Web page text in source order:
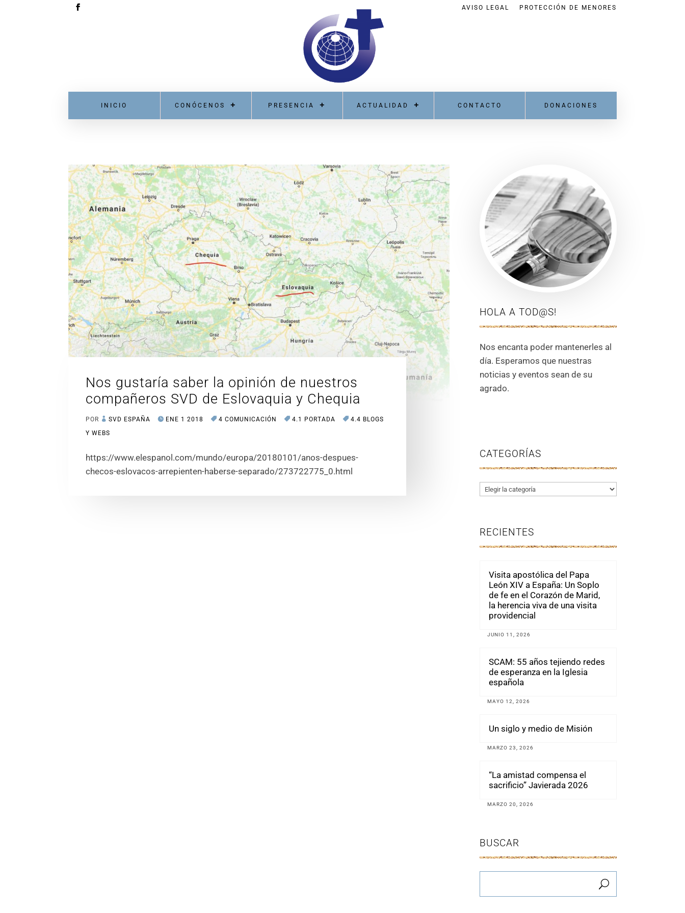
AVISO LEGAL PROTECCIÓN DE MENORES
INICIO CONÓCENOS PRESENCIA ACTUALIDAD CONTACTO DONACIONES
Nos gustaría saber la opinión de nuestros
compañeros SVD de Eslovaquia y Chequia
POR SVD ESPAÑA ENE 1 2018 4 COMUNICACIÓN 4.1 PORTADA
4.4 BLOGS
Y WEBS
https://www.elespanol.com/mundo/europa/20180101/anos-despues-
checos-eslovacos-arrepienten-haberse-separado/273722775_0.html
HOLA A TOD@S!
Nos encanta poder mantenerles al
día. Esperamos que nuestras
noticias y eventos sean de su
agrado.
CATEGORÍAS
Categorías
RECIENTES
Visita apostólica del Papa
León XIV a España: Un Soplo
de fe en el Corazón de Marid,
la herencia viva de una visita
providencial
JUNIO 11, 2026
SCAM: 55 años tejiendo redes
de esperanza en la Iglesia
española
MAYO 12, 2026
Un siglo y medio de Misión
MARZO 23, 2026
“La amistad compensa el
sacrificio” Javierada 2026
MARZO 20, 2026
BUSCAR